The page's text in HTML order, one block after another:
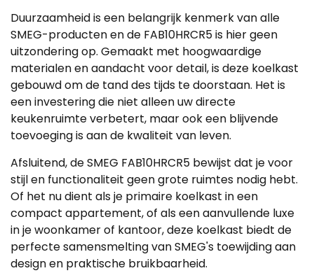
Duurzaamheid is een belangrijk kenmerk van alle
SMEG-producten en de FAB10HRCR5 is hier geen
uitzondering op. Gemaakt met hoogwaardige
materialen en aandacht voor detail, is deze koelkast
gebouwd om de tand des tijds te doorstaan. Het is
een investering die niet alleen uw directe
keukenruimte verbetert, maar ook een blijvende
toevoeging is aan de kwaliteit van leven.
Afsluitend, de SMEG FAB10HRCR5 bewijst dat je voor
stijl en functionaliteit geen grote ruimtes nodig hebt.
Of het nu dient als je primaire koelkast in een
compact appartement, of als een aanvullende luxe
in je woonkamer of kantoor, deze koelkast biedt de
perfecte samensmelting van SMEG's toewijding aan
design en praktische bruikbaarheid.